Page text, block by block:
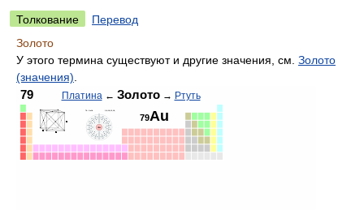
Толкование
Перевод
Золото
У этого термина существуют и другие значения, см. Золото
(значения)
79
Платина← Золото→ Ртуть
79Au